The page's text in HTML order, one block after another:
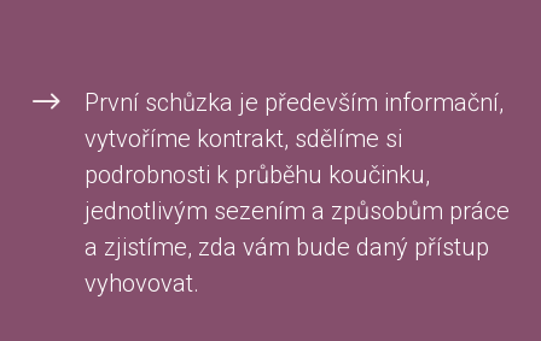
$
První schůzka je především informační,
vytvoříme kontrakt, sdělíme si
podrobnosti k průběhu koučinku,
jednotlivým sezením a způsobům práce
a zjistíme, zda vám bude daný přístup
vyhovovat.